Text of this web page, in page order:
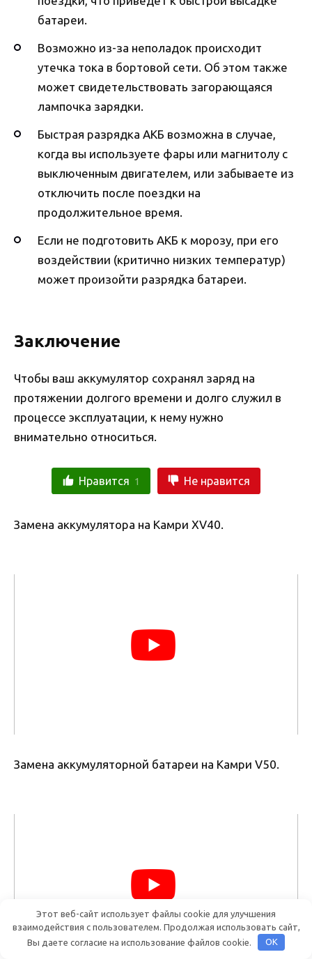
батареи.
Возможно из-за неполадок происходит
утечка тока в бортовой сети. Об этом также
может свидетельствовать загорающаяся
лампочка зарядки.
Быстрая разрядка АКБ возможна в случае,
когда вы используете фары или магнитолу с
выключенным двигателем, или забываете из
отключить после поездки на
продолжительное время.
Если не подготовить АКБ к морозу, при его
воздействии (критично низких температур)
может произойти разрядка батареи.
Заключение
Чтобы ваш аккумулятор сохранял заряд на
протяжении долгого времени и долго служил в
процессе эксплуатации, к нему нужно
внимательно относиться.
Нравится 1 Не нравится
Замена аккумулятора на Камри XV40.
Замена аккумуляторной батареи на Камри V50.
Этот веб-сайт использует файлы cookie для улучшения
взаимодействия с пользователем. Продолжая использовать сайт,
Вы даете согласие на использование файлов cookie.
OK